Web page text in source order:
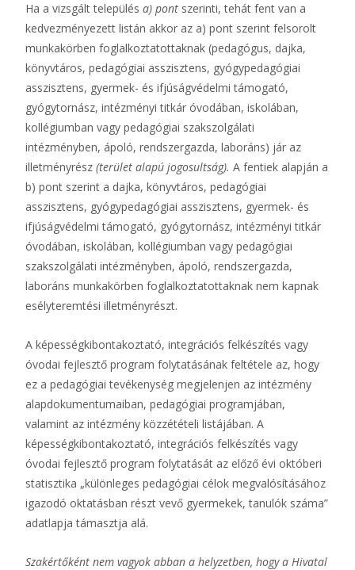
Ha a vizsgált település a) pont szerinti, tehát fent van a
kedvezményezett listán akkor az a) pont szerint felsorolt
munkakörben foglalkoztatottaknak (pedagógus, dajka,
könyvtáros, pedagógiai asszisztens, gyógypedagógiai
asszisztens, gyermek- és ifjúságvédelmi támogató,
gyógytornász, intézményi titkár óvodában, iskolában,
kollégiumban vagy pedagógiai szakszolgálati
intézményben, ápoló, rendszergazda, laboráns) jár az
illetményrész (terület alapú jogosultság). A fentiek alapján a
b) pont szerint a dajka, könyvtáros, pedagógiai
asszisztens, gyógypedagógiai asszisztens, gyermek- és
ifjúságvédelmi támogató, gyógytornász, intézményi titkár
óvodában, iskolában, kollégiumban vagy pedagógiai
szakszolgálati intézményben, ápoló, rendszergazda,
laboráns munkakörben foglalkoztatottaknak nem kapnak
esélyteremtési illetményrészt.
A képességkibontakoztató, integrációs felkészítés vagy
óvodai fejlesztő program folytatásának feltétele az, hogy
ez a pedagógiai tevékenység megjelenjen az intézmény
alapdokumentumaiban, pedagógiai programjában,
valamint az intézmény közzétételi listájában. A
képességkibontakoztató, integrációs felkészítés vagy
óvodai fejlesztő program folytatását az előző évi októberi
statisztika „különleges pedagógiai célok megvalósításához
igazodó oktatásban részt vevő gyermekek, tanulók száma”
adatlapja támasztja alá.
Szakértőként nem vagyok abban a helyzetben, hogy a Hivatal